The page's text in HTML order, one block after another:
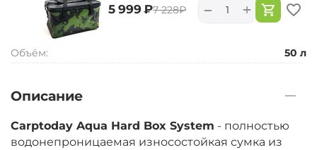
‍5 999‍ ₽‍7 228‍₽ +
−
Объём: 50 л
Описание
Carptoday Aqua Hard Box System - полностью
водонепроницаемая износостойкая сумка из